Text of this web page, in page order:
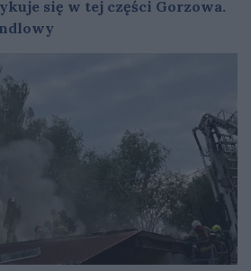
się w tej części Gorzowa.